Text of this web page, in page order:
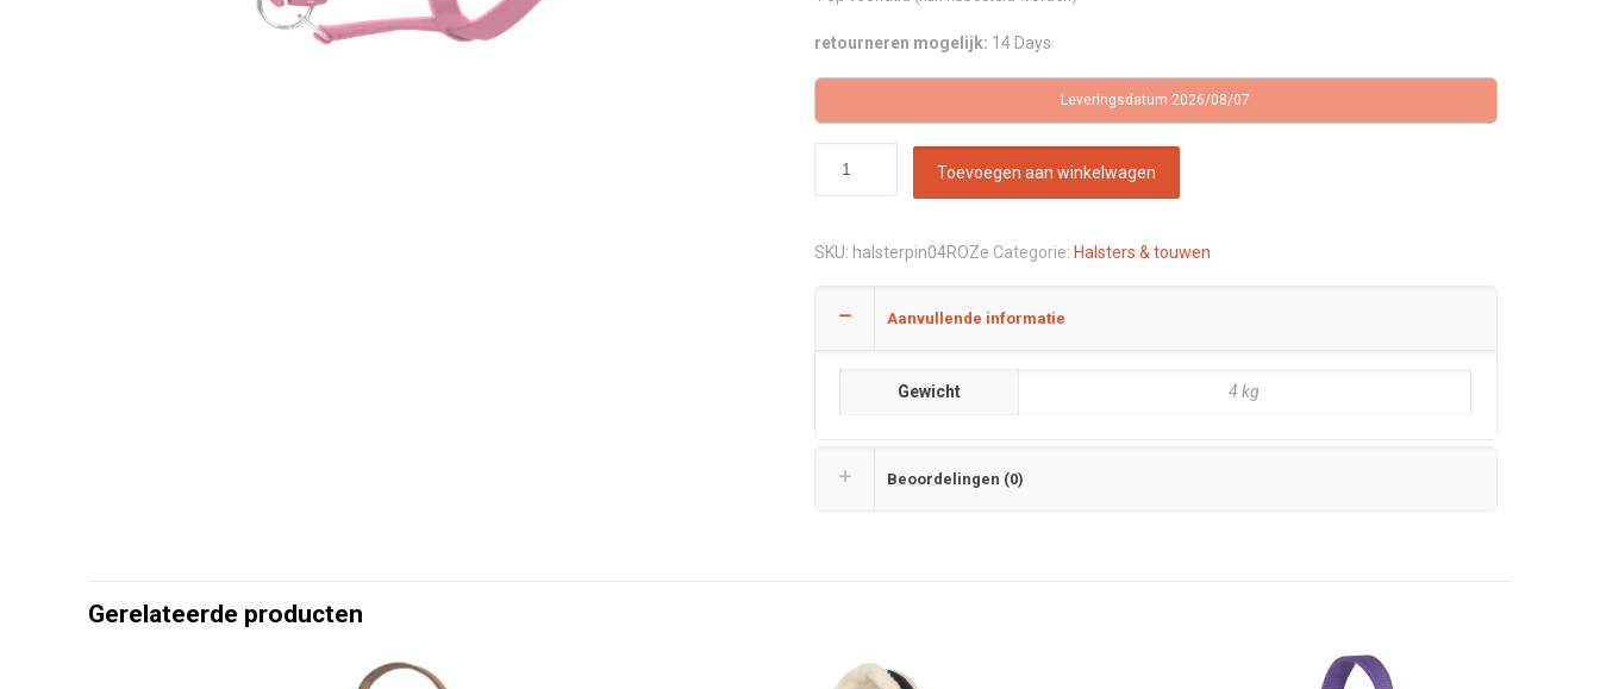
retourneren mogelijk: 14 Days
Leveringsdatum 2026/08/07
Toevoegen aan winkelwagen
SKU: halsterpin04ROZe Categorie: Halsters & touwen
Aanvullende informatie
Gewicht 4 kg
Beoordelingen (0)
Gerelateerde producten